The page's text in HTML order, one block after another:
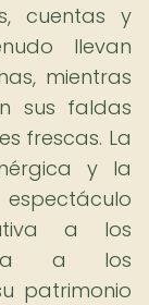
cuentas y
llevan
mientras
sus faldas
frescas. La
y la
a los
a los
patrimonio